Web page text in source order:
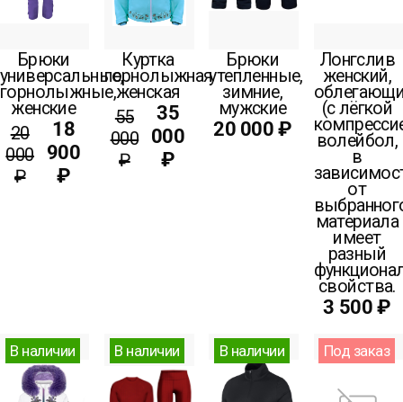
Брюки
универсальные,
горнолыжные,
женские
20
000
₽
18
900
₽
Куртка
горнолыжная
женская
55
000
₽
35
000
₽
Брюки
утепленные,
зимние,
мужские
20 000 ₽
Лонгслив
женский,
(с лёгкой
волейбол,
в
от
материала
имеет
разный
свойства.
3 500 ₽
В наличии В наличии В наличии Под заказ